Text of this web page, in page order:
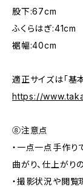
股下:67cm
ふくらはぎ:41cm
裾幅:40cm
適正サイズは「基
https://
⑧注意点
・一点一点手作り
曲がり、仕上がり
・撮影状況や閲